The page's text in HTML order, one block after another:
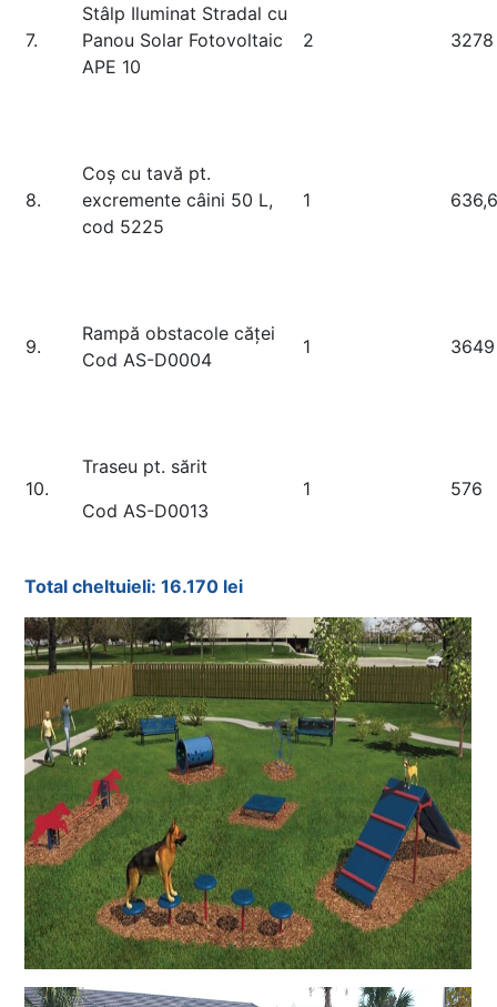
7.
Stâlp Iluminat Stradal cu
Panou Solar Fotovoltaic
APE 10
2
8.
Coș cu tavă pt.
excremente câini 50 L,
cod 5225
1
9.
Rampă obstacole căței
Cod AS-D0004
1 3649
10.
Traseu pt. sărit
Cod AS-D0013
1 576
Total cheltuieli: 16.170 lei